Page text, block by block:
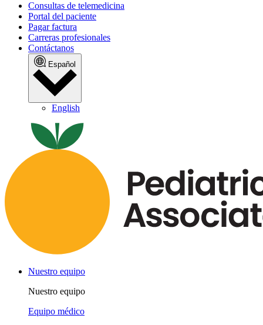
Consultas de telemedicina
Portal del paciente
Pagar factura
Carreras profesionales
Contáctanos
Español
English
Nuestro equipo
Nuestro equipo
Equipo médico